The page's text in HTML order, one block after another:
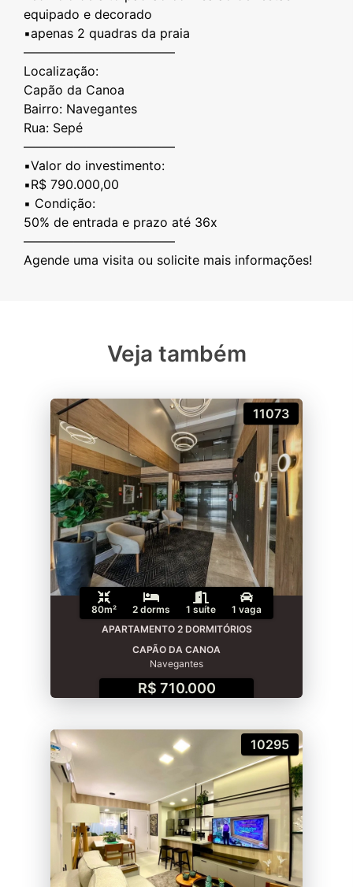
equipado e decorado
▪️apenas 2 quadras da praia
————————————
Localização:
Capão da Canoa
Bairro: Navegantes
Rua: Sepé
————————————
▪️Valor do investimento:
▪️R$ 790.000,00
▪️ Condição:
50% de entrada e prazo até 36x
————————————
Veja também
11073
80m² 2 dorms 1 suíte
1 vaga
APARTAMENTO 2 DORMITÓRIOS
CAPÃO DA CANOA
Navegantes
R$ 710.000
10295